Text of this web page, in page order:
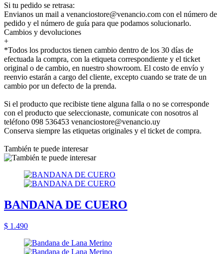
Si tu pedido se retrasa:
Envianos un mail a venanciostore@venancio.com con el número de
pedido y el número de guía para que podamos solucionarlo.
Cambios y devoluciones
+
*Todos los productos tienen cambio dentro de los 30 días de
efectuada la compra, con la etiqueta correspondiente y el ticket
original o de cambio, en nuestro showroom. El costo de envío y
reenvio estarán a cargo del cliente, excepto cuando se trate de un
cambio por un defecto de la prenda.
Si el producto que recibiste tiene alguna falla o no se corresponde
con el producto que seleccionaste, comunicate con nosotros al
teléfono 098 536453 venanciostore@venancio.uy
Conserva siempre las etiquetas originales y el ticket de compra.
También te puede interesar
BANDANA DE CUERO
$ 1.490